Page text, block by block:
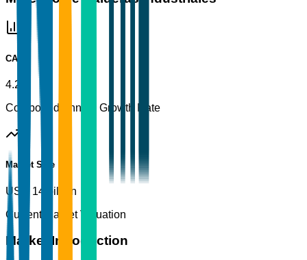
CAGR
4.2%
Compound Annual Growth Rate
Market Size
USD 14 billion
Current Market Valuation
Market Introduction